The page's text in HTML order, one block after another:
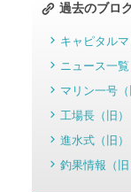
過去のブロ
キャピタル
ニュース一覧
マリン一号（
工場長（旧）
進水式（旧）
釣果情報（旧